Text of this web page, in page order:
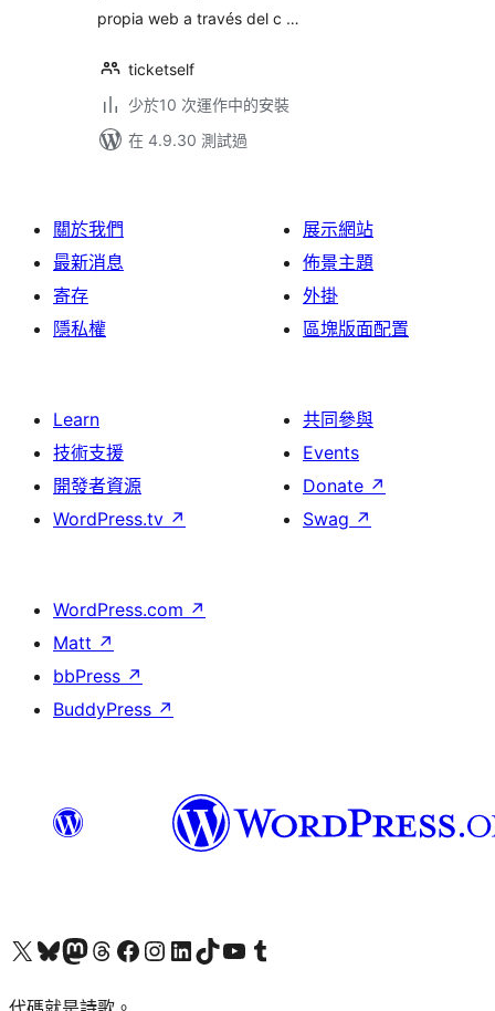
propia web a través del c …
ticketself
少於10 次運作中的安裝
在 4.9.30 測試過
關於我們
最新消息
寄存
隱私權
展示網站
佈景主題
外掛
區塊版面配置
Learn
技術支援
開發者資源
WordPress.tv ↗
共同參與
Events
Donate ↗
Swag ↗
WordPress.com ↗
Matt ↗
bbPress ↗
BuddyPress ↗
Visit our X (formerly Twitter) account
Visit our Bluesky account
Visit our Mastodon account
Visit our Threads account
訪問我們的 Facebook 專頁Visit our Instagram account
Visit our LinkedIn account
Visit our TikTok account
Visit our YouTube channel
Visit our Tumblr account